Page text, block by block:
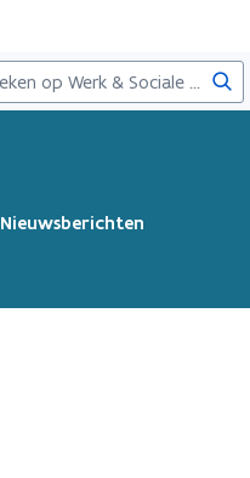
Nieuwsberichten